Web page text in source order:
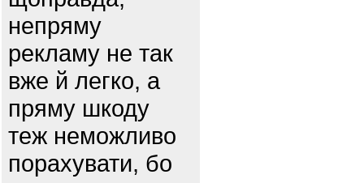
непряму
рекламу не так
вже й легко, а
пряму шкоду
теж неможливо
порахувати, бо